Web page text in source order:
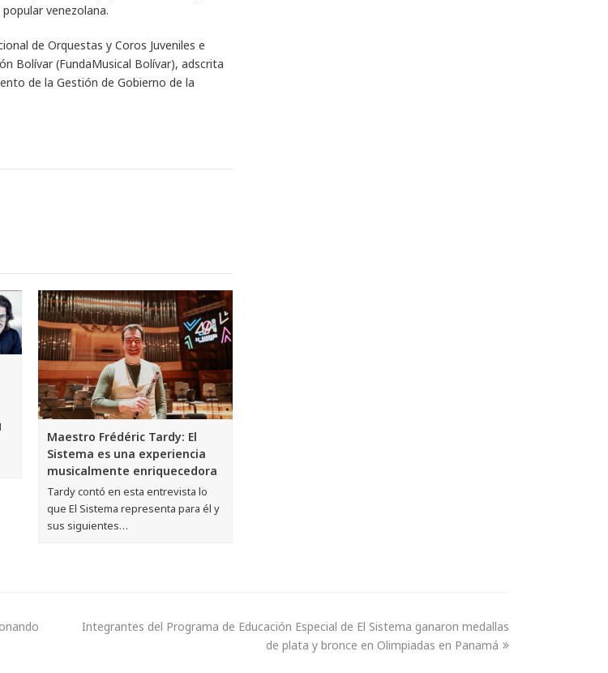
venezolana.
de Orquestas y Coros Juveniles e
Bolívar (FundaMusical Bolívar), adscrita
de la Gestión de Gobierno de la
Maestro Frédéric Tardy: El
Sistema es una experiencia
musicalmente enriquecedora
Tardy contó en esta entrevista lo
que El Sistema representa para él y
sus siguientes…
Integrantes del Programa de Educación Especial de El Sistema ganaron medallas
de plata y bronce en Olimpiadas en Panamá